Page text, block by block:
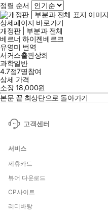
정렬 순서
상세페이지 바로가기
개정판 | 부분과 전체
베르너 하이젠베르크
유영미 번역
서커스출판상회
과학일반
4.7점7명참여
상세 가격
소장18,000원
본문 끝 최상단으로 돌아가기
고객센터
서비스
제휴카드
뷰어 다운로드
CP사이트
리디바탕